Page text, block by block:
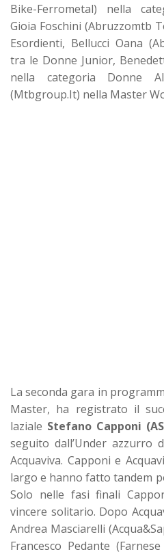
Bike-Ferrometal) nella
Gioia Foschini (Abruzzomtb
Esordienti, Bellucci Oana
tra le Donne Junior,
nella categoria Donne
(Mtbgroup.It) nella Master
La seconda gara in
Master, ha registrato il
laziale Stefano Capponi
seguito dall’Under azzurro
Acquaviva. Capponi e
largo e hanno fatto tandem
Solo nelle fasi finali
vincere solitario. Dopo
Andrea Masciarelli
Francesco Pedante